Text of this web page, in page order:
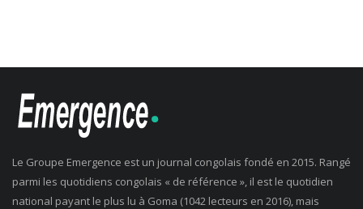
Le Groupe Emergence est un journal congolais fondé en 2015. Rangé
parmi les quotidiens congolais « de référence », il est le quotidien
national payant le plus lu à Goma (1042 lecteurs en 2016), mais